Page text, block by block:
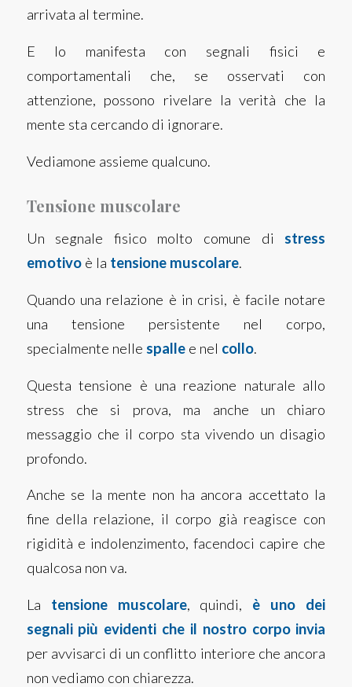
arrivata al termine.
E lo manifesta con segnali fisici e
comportamentali che, se osservati con
attenzione, possono rivelare la verità che la
mente sta cercando di ignorare.
Vediamone assieme qualcuno.
Tensione muscolare
Un segnale fisico molto comune di stress
emotivoè la tensione muscolare.
Quando una relazione è in crisi, è facile notare
una tensione persistente nel corpo,
specialmente nelle spallee nel collo.
Questa tensione è una reazione naturale allo
stress che si prova, ma anche un chiaro
messaggio che il corpo sta vivendo un disagio
profondo.
Anche se la mente non ha ancora accettato la
fine della relazione, il corpo già reagisce con
rigidità e indolenzimento, facendoci capire che
qualcosa non va.
La tensione muscolare, quindi, è uno dei
segnali più evidenti che il nostro corpo invia
per avvisarci di un conflitto interiore che ancora
non vediamo con chiarezza.